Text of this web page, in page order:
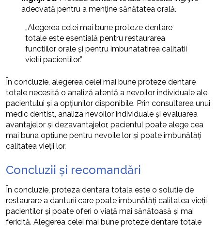
adecvată pentru a menține sănătatea orală.
„Alegerea celei mai bune proteze dentare
totale este esentială pentru restaurarea
functiilor orale și pentru imbunatatirea calitatii
vietii pacientilor.”
În concluzie, alegerea celei mai bune proteze dentare
totale necesită o analiză atentă a nevoilor individuale ale
pacientului și a opțiunilor disponibile. Prin consultarea unui
medic dentist, analiza nevoilor individuale și evaluarea
avantajelor și dezavantajelor, pacientul poate alege cea
mai buna opțiune pentru nevoile lor și poate îmbunătăți
calitatea vieții lor.
Concluzii și recomandări
În concluzie, proteza dentara totala este o solutie de
restaurare a danturii care poate îmbunătăți calitatea vieții
pacientilor și poate oferi o viață mai sănătoasă și mai
fericită. Alegerea celei mai bune proteze dentare totale